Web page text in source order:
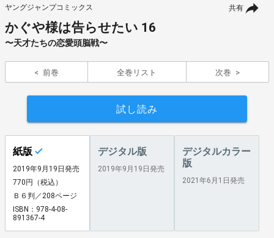
共有
ヤングジャンプコミックス
かぐや様は告らせたい 16
〜天才たちの恋愛頭脳戦〜
前巻 全巻リスト 次巻
試し読み
紙版
2019年9月19日発売
770円（税込）
Ｂ６判／208ページ
ISBN：978-4-08-
891367-4
デジタル版
2019年9月19日発売
デジタルカラー
版
2021年6月1日発売